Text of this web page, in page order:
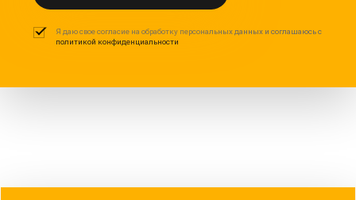
Я даю свое согласие на обработку персональных данных и соглашаюсь с
политикой конфиденциальности